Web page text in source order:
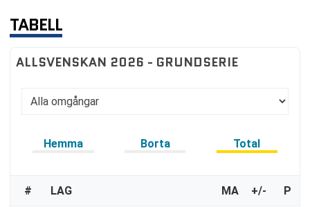
TABELL
ALLSVENSKAN 2026 - GRUNDSERIE
Hemma Borta Total
# LAG MA +/- P